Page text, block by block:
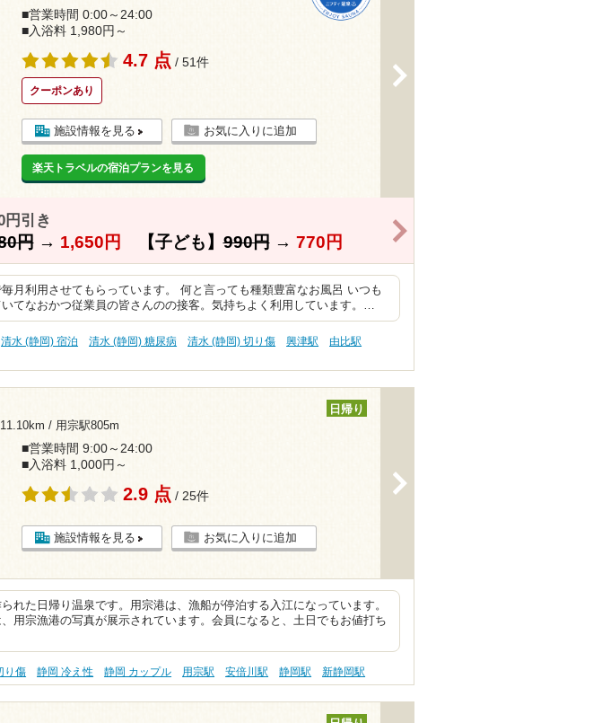
■営業時間 0:00～24:00
■入浴料 1,980円～
4.7 点 / 51件
クーポンあり
施設情報を見る お気に入りに追加
楽天トラベルの宿泊プランを見る
円引き
円→ 1,650円 【子ども】990円→ 770円
月利用させてもらっています。 何と言っても種類豊富なお風呂 いつも
てなおかつ従業員の皆さんのの接客。気持ちよく利用しています。…
清水 (静岡) 宿泊 清水 (静岡) 糖尿病 清水 (静岡) 切り傷 興津駅
由比駅
/ 用宗駅805m
日帰り
■営業時間 9:00～24:00
■入浴料 1,000円～
2.9 点 / 25件
施設情報を見る お気に入りに追加
れた日帰り温泉です。用宗港は、漁船が停泊する入江になっています。
用宗漁港の写真が展示されています。会員になると、土日でもお値打ち
り傷 静岡 冷え性 静岡 カップル 用宗駅 安倍川駅 静岡駅 新静岡駅